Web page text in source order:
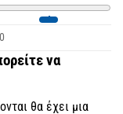
να
θα έχει μια